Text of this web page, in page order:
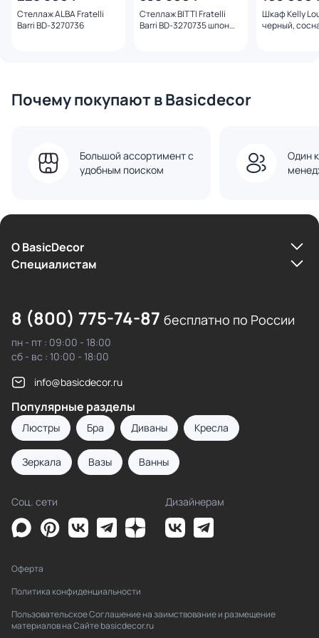
Стеллаж ALBA Fratelli
Barri BD-3270736
Стеллаж BITTI Fratelli
Barri BD-3270735 шпон
Шкаф Kelly
черный,
Почему покупают в Basicdecor
Большой ассортимент с
удобным поиском
Один
О BasicDecor
Cпециалистам
8 (800) 775-74-87 бесплатно по России
пн - пт : 09:00 - 18:00
сб - вс : 10:00 - 18:00
info@basicdecor.ru
Популярные разделы
Люстры Бра Диваны Кресла
Зеркала Вазы Ванны
Соц. сети Дизайнерам
Оферта
Политика конфиденциальности
Пользовательское Соглашение на заимствование и размещение
материалов на Сайте basicdecor.ru